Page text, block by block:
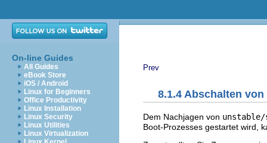
On-line Guides
All Guides
eBook Store
iOS / Android
Linux for Beginners
Office Productivity
Linux Installation
Linux Security
Linux Utilities
Linux Virtualization
Prev
8.1.4 Abschalten
Dem Nachjagen von
Boot-Prozesses gestartet wird,